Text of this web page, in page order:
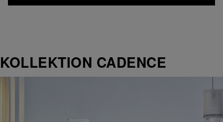
KOLLEKTION CADENCE